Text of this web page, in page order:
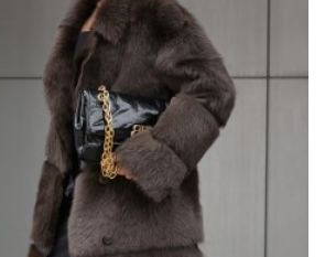
меха приятно ощущается на коже,
комфортную носку в
выбор для тех, кто ценит не
но и красоту одежды.
роскошью и
уникальной шубой-дублёнкой.
характер, состав и
быть изменены производителем